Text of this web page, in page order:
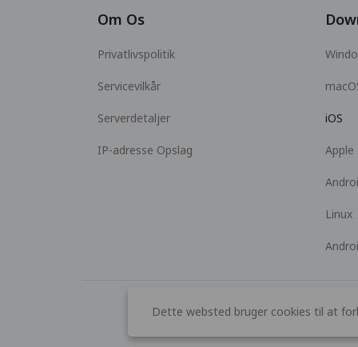
Om Os
Privatlivspolitik
Servicevilkår
Serverdetaljer
IP-adresse Opslag
iOS
Apple
Linux
Dette websted bruger cookies til at